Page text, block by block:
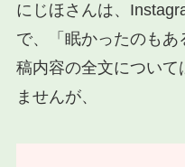
にじほさんは、
で、「眠かったのも
稿内容の全文につい
ませんが、